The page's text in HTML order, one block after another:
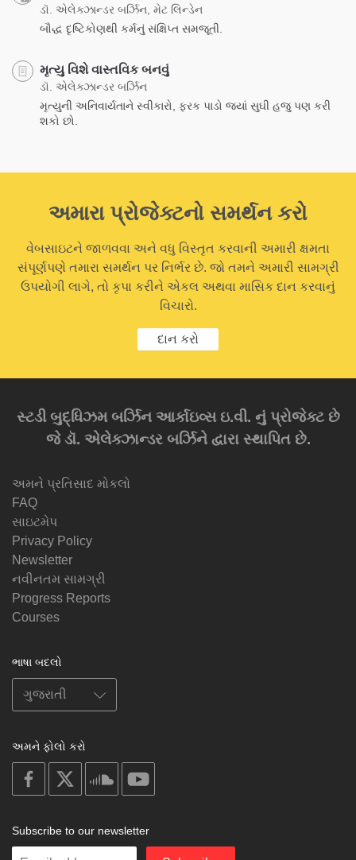
ડૉ. એલેક્ઝાન્ડર બર્ઝિન, મેટ લિન્ડેન
બૌદ્ધ દૃષ્ટિકોણથી કર્મનું સંક્ષિપ્ત સમજૂતી.
મૃત્યુ વિશે વાસ્તવિક બનવું
ડૉ. એલેક્ઝાન્ડર બર્ઝિન
મૃત્યુની અનિવાર્યતાને સ્વીકારો, ફરક પાડો જ્યાં સુઘી હજુ પણ કરી
શકો છો.
અમારા પ્રોજેક્ટનો સમર્થન કરો
વેબસાઇટને જાળવવા અને વધુ વિસ્તૃત કરવાની અમારી ક્ષમતા
સંપૂર્ણપણે તમારા સમર્થન પર નિર્ભર છે. જો તમને અમારી સામગ્રી
ઉપયોગી લાગે, તો કૃપા કરીને એકલ અથવા માસિક દાન કરવાનું
વિચારો.
દાન કરો
સ્ટડી બુદ્ધિઝમ બર્ઝિન આર્કાઇવ્સ ઇ.વી. નું પ્રોજેક્ટ છે
જે ડૉ. એલેક્ઝાન્ડર બર્ઝિને દ્વારા સ્થાપિત છે.
અમને પ્રતિસાદ મોકલો
FAQ
સાઇટમેપ
Privacy Policy
Newsletter
નવીનતમ સામગ્રી
Progress Reports
Courses
ભાષા બદલો
અમને ફોલો કરો
on
facebook
soundcloud
Subscribe to our newsletter
Enter